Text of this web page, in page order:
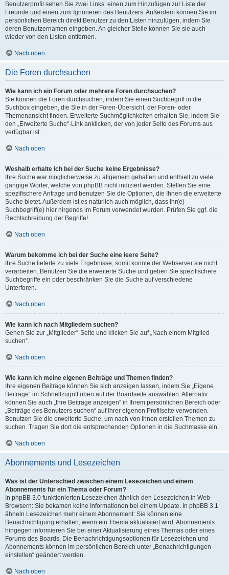
Benutzerprofil sehen Sie zwei Links: einen zum Hinzufügen zur Liste der
Freunde und einen zum Ignorieren des Benutzers. Außerdem können Sie im
persönlichen Bereich direkt Benutzer zu den Listen hinzufügen, indem Sie
deren Benutzernamen eingeben. An gleicher Stelle können Sie sie auch
wieder von den Listen entfernen.
Nach oben
Die Foren durchsuchen
Wie kann ich ein Forum oder mehrere Foren durchsuchen?
Sie können die Foren durchsuchen, indem Sie einen Suchbegriff in die
Suchbox eingeben, die Sie in der Foren-Übersicht, der Foren- oder
Themenansicht finden. Erweiterte Suchmöglichkeiten erhalten Sie, indem Sie
den „Erweiterte Suche“-Link anklicken, der von jeder Seite des Forums aus
verfügbar ist.
Nach oben
Weshalb erhalte ich bei der Suche keine Ergebnisse?
Ihre Suche war möglicherweise zu allgemein gehalten und enthielt zu viele
gängige Wörter, welche von phpBB nicht indiziert werden. Stellen Sie eine
spezifischere Anfrage und benutzen Sie die Optionen, die Ihnen die erweiterte
Suche bietet. Außerdem ist es natürlich auch möglich, dass Ihr(e)
Suchbegriff(e) hier nirgends im Forum verwendet wurden. Prüfen Sie ggf. die
Rechtschreibung der Begriffe!
Nach oben
Warum bekomme ich bei der Suche eine leere Seite?
Ihre Suche lieferte zu viele Ergebnisse, somit konnte der Webserver sie nicht
verarbeiten. Benutzen Sie die erweiterte Suche und geben Sie spezifischere
Suchbegriffe ein oder beschränken Sie die Suche auf verschiedene
Unterforen.
Nach oben
Wie kann ich nach Mitgliedern suchen?
Gehen Sie zur „Mitglieder“-Seite und klicken Sie auf „Nach einem Mitglied
suchen“.
Nach oben
Wie kann ich meine eigenen Beiträge und Themen finden?
Ihre eigenen Beiträge können Sie sich anzeigen lassen, indem Sie „Eigene
Beiträge“ im Schnellzugriff oben auf der Boardseite auswählen. Alternativ
können Sie auch „Ihre Beiträge anzeigen“ in Ihrem persönlichen Bereich oder
„Beiträge des Benutzers suchen“ auf Ihrer eigenen Profilseite verwenden.
Benutzen Sie die erweiterte Suche, um nach von Ihnen erstellen Themen zu
suchen. Tragen Sie dort die entsprechenden Optionen in die Suchmaske ein.
Nach oben
Abonnements und Lesezeichen
Was ist der Unterschied zwischen einem Lesezeichen und einem
Abonnements für ein Thema oder Forum?
In phpBB 3.0 funktionierten Lesezeichen ähnlich den Lesezeichen in Web-
Browsern: Sie bekamen keine Informationen bei einem Update. In phpBB 3.1
ähneln Lesezeichen mehr einem Abonnement: Sie können eine
Benachrichtigung erhalten, wenn ein Thema aktualisiert wird. Abonnements
hingegen informieren Sie bei einer Aktualisierung eines Themas oder eines
Forums des Boards. Die Benachrichtigungsoptionen für Lesezeichen und
Abonnements können im persönlichen Bereich unter „Benachrichtigungen
einstellen“ geändert werden.
Nach oben